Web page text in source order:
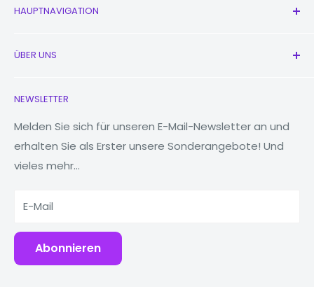
HAUPTNAVIGATION
Neu
Uhren
MacBooks
Tablets
Powerbanks
ÜBER UNS
Unsere Geschichte
Reduzieren, wiederverwenden, recyceln
Warum Fonez?
NEWSLETTER
Melden Sie sich für unseren E-Mail-Newsletter an und
erhalten Sie als Erster unsere Sonderangebote! Und
vieles mehr...
E-Mail
Abonnieren